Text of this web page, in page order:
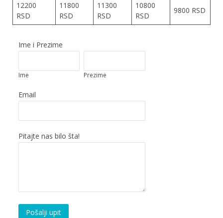
12200
RSD
11800
RSD
11300
RSD
10800
RSD
9800 RSD
Ime i Prezime
Ime Prezime
Email
Pitajte nas bilo šta!
Pošalji upit